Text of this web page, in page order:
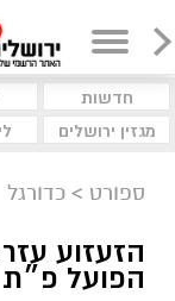
חדשות
מגזין ירושלים
ספורט > כדורגל
הזעזוע
הפועל פ״ת 0:1